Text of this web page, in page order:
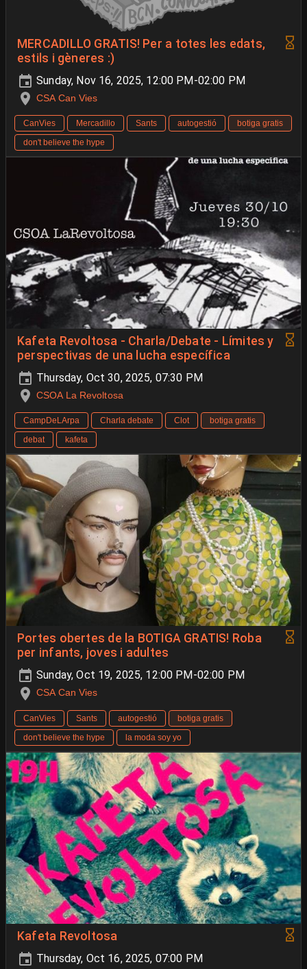
MERCADILLO GRATIS! Per a totes les edats,
estils i gèneres :)
Sunday, Nov 16, 2025, 12:00 PM-02:00 PM
CSA Can Vies
CanVies Mercadillo Sants autogestió
botiga gratis
don't believe the hype
Kafeta Revoltosa - Charla/Debate - Límites y
perspectivas de una lucha específica
Thursday, Oct 30, 2025, 07:30 PM
CSOA La Revoltosa
CampDeLArpa Charla debate Clot
botiga gratis
debat
kafeta
Portes obertes de la BOTIGA GRATIS! Roba
per infants, joves i adultes
Sunday, Oct 19, 2025, 12:00 PM-02:00 PM
CSA Can Vies
CanVies Sants autogestió
botiga gratis
don't believe the hype
la moda soy yo
Kafeta Revoltosa
Thursday, Oct 16, 2025, 07:00 PM